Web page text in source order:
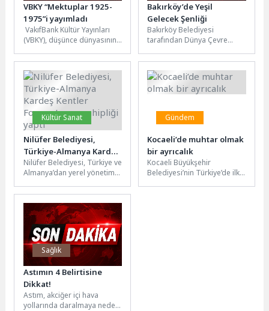
VBKY “Mektuplar 1925-
1975”i yayımladı
VakıfBank Kültür Yayınları
(VBKY), düşünce dünyasının
Heidegger ve Hannah
Arendt’ın...
Bakırköy’de Yeşil
Gelecek Şenliği
Bakırköy Belediyesi
tarafından Dünya Çevre
düzenlenen “Bakırköy Yeşil
Gelecek Şenliği”, yüzlerce
çocuğu ve...
Kültür Sanat
Nilüfer Belediyesi,
Türkiye-Almanya Kardeş
Kentler Forumu’na ev
sahipliği yaptı
Nilüfer Belediyesi, Türkiye ve
Almanya’dan yerel yönetim
kuruluşlarını “Şehrini
Tasarla” başlığı...
Gündem
Kocaeli’de muhtar olmak
bir ayrıcalık
Kocaeli Büyükşehir
Belediyesi’nin Türkiye’de ilk
Sağlık
Astımın 4 Belirtisine
Dikkat!
Astım, akciğer içi hava
yollarında daralmaya neden